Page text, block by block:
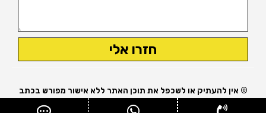
חזרו אלי
© אין להעתיק או לשכפל את תוכן האתר ללא אישור מפורש בכתב